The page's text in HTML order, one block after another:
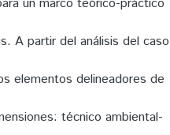
A partir del análisis del caso
elementos delineadores de
técnico ambiental-